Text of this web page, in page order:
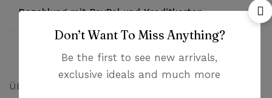
Bezahlung mit PayPal und Kreditkarten
Über uns
Don’t Want To Miss Anything?
Be the first to see new arrivals,
exclusive ideals and much more